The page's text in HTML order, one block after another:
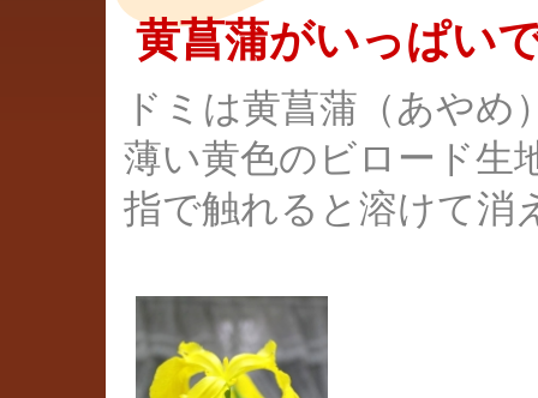
黄菖蒲がいっぱい
ドミは黄菖蒲（あやめ
薄い黄色のビロード生
指で触れると溶けて消